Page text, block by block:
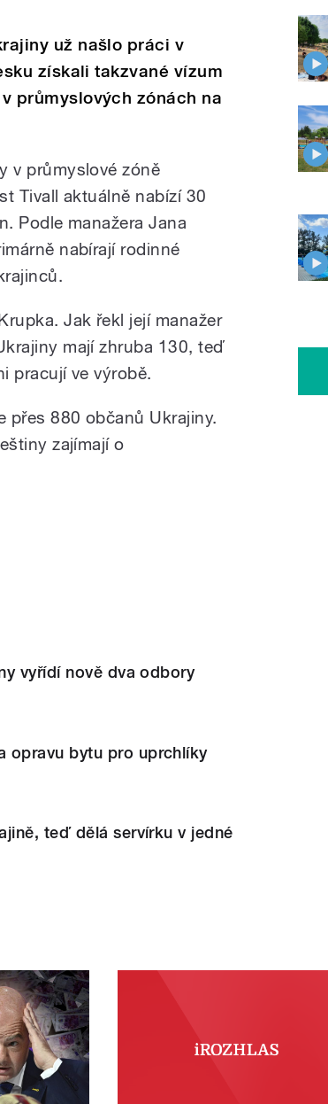
už našlo práci v
získali takzvané vízum
průmyslových zónách na
v průmyslové zóně
Tivall aktuálně nabízí 30
Podle manažera Jana
nabírají rodinné
Jak řekl její manažer
mají zhruba 130, teď
pracují ve výrobě.
přes 880 občanů Ukrajiny.
zajímají o
vyřídí nově dva odbory
opravu bytu pro uprchlíky
teď dělá servírku v jedné